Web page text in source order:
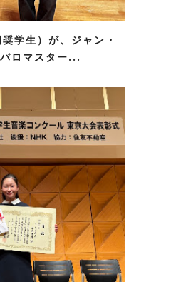
学生）が、ジャン・
ロマスター...